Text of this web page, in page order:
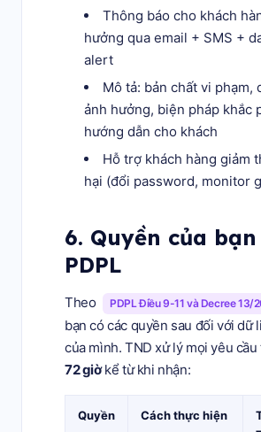
Thông báo cho khách
hưởng qua email + SMS +
alert
Mô tả: bản chất vi phạm,
ảnh hưởng, biện pháp khắc
hướng dẫn cho khách
Hỗ trợ khách hàng giảm
hại (đổi password, monitor
6. Quyền của
PDPL
Theo PDPL Điều 9-11 và Decree 13/
bạn có các quyền sau đối với dữ
của mình. TND xử lý mọi yêu
72 giờkể từ khi nhận:
Quyền Cách thực hiện